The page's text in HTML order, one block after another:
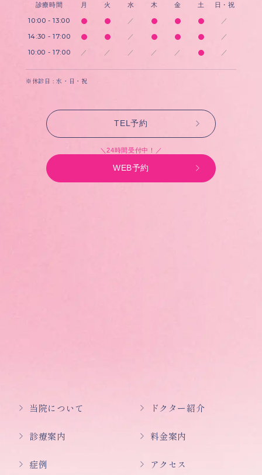
診療時間 月 火 水 木 金 土 日・祝
10:00 - 13:00 ／ ／
14:30 - 17:00 ／ ／
10:00 - 17:00 ／ ／ ／ ／ ／ ／
※休診日 : 水・日・祝
TEL予約
＼24時間受付中！／
WEB予約
当院について ドクター紹介
診療案内 料金案内
症例 アクセス